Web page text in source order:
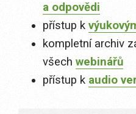
a odpovědi
přístup k
kompletní archiv
všech webinářů
přístup k audio